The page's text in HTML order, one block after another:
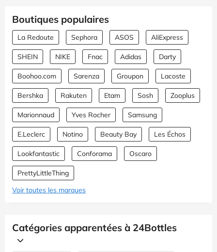
Boutiques populaires
La Redoute Sephora ASOS AliExpress
SHEIN NIKE Fnac Adidas Darty
Boohoo.com Sarenza Groupon Lacoste
Bershka Rakuten Etam Sosh Zooplus
Marionnaud Yves Rocher Samsung
E.Leclerc Notino Beauty Bay Les Échos
Lookfantastic Conforama Oscaro
PrettyLittleThing
Voir toutes les marques
Catégories apparentées à 24Bottles